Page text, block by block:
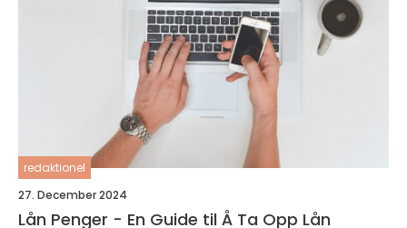
redaktionel
27. December 2024
Lån Penger - En Guide til Å Ta Opp Lån